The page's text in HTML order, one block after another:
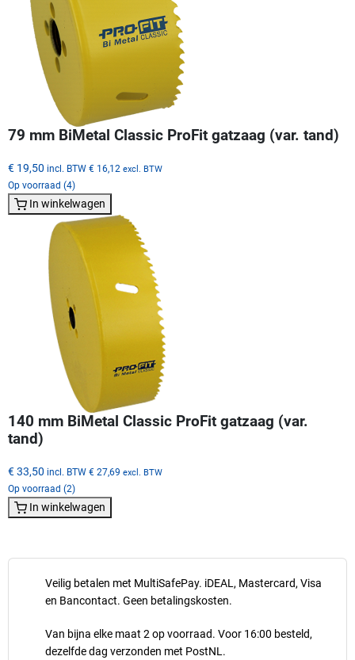
Veilig betalen met MultiSafePay. iDEAL, Mastercard, Visa
en Bancontact. Geen betalingskosten.
Van bijna elke maat 2 op voorraad. Voor 16:00 besteld,
dezelfde dag verzonden met PostNL.
79 mm BiMetal Classic ProFit gatzaag (var. tand)
€ 19,50 incl. BTW € 16,12 excl. BTW
Op voorraad (4)
In winkelwagen
140 mm BiMetal Classic ProFit gatzaag (var.
tand)
€ 33,50 incl. BTW € 27,69 excl. BTW
Op voorraad (2)
In winkelwagen